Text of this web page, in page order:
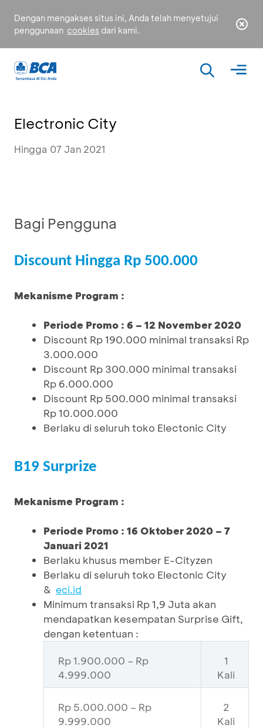
Dengan mengakses situs ini, Anda telah menyetujui
penggunaan cookies dari kami.
Electronic City
Hingga 07 Jan 2021
Bagi Pengguna
Discount Hingga Rp 500.000
Mekanisme Program :
Periode Promo : 6 – 12 November 2020
Discount Rp 190.000 minimal transaksi Rp
3.000.000
Discount Rp 300.000 minimal transaksi
Rp 6.000.000
Discount Rp 500.000 minimal transaksi
Rp 10.000.000
Berlaku di seluruh toko Electonic City
B19 Surprize
Mekanisme Program :
Periode Promo : 16 Oktober 2020 – 7
Januari 2021
Berlaku khusus member E-Cityzen
Berlaku di seluruh toko Electonic City
& eci.id
Minimum transaksi Rp 1,9 Juta akan
mendapatkan kesempatan Surprise Gift,
dengan ketentuan :
Rp 1.900.000 – Rp
4.999.000
1
Kali
Rp 5.000.000 – Rp
9.999.000
2
Kali